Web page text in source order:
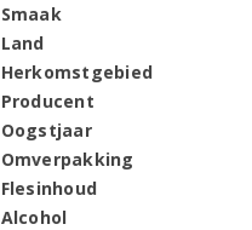
Smaak
Land
Herkomstgebied
Producent
Oogstjaar
Omverpakking
Flesinhoud
Alcohol